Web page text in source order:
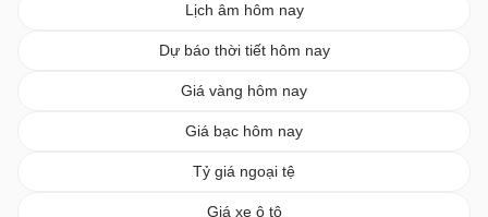
Lịch âm hôm nay
Dự báo thời tiết hôm nay
Giá vàng hôm nay
Giá bạc hôm nay
Tỷ giá ngoại tệ
Giá xe ô tô